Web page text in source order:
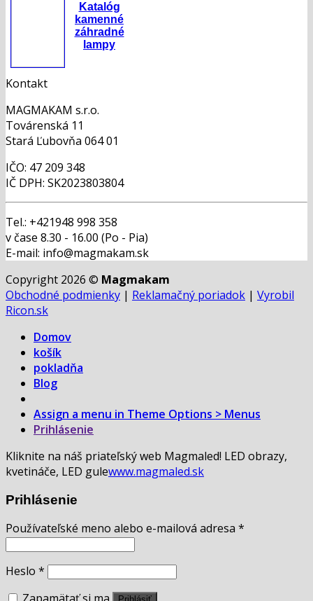
Katalóg
kamenné
záhradné
lampy
Kontakt
MAGMAKAM s.r.o.
Továrenská 11
Stará Ľubovňa 064 01
IČO: 47 209 348
IČ DPH: SK2023803804
Tel.: +421948 998 358
v čase 8.30 - 16.00 (Po - Pia)
E-mail: info@magmakam.sk
Copyright 2026 © Magmakam
Obchodné podmienky | Reklamačný poriadok | Vyrobil
Ricon.sk
Domov
košík
pokladňa
Blog
Assign a menu in Theme Options > Menus
Prihlásenie
Kliknite na náš priateľský web Magmaled! LED obrazy,
kvetináče, LED gulewww.magmaled.sk
Prihlásenie
Používateľské meno alebo e-mailová adresa *
Heslo *